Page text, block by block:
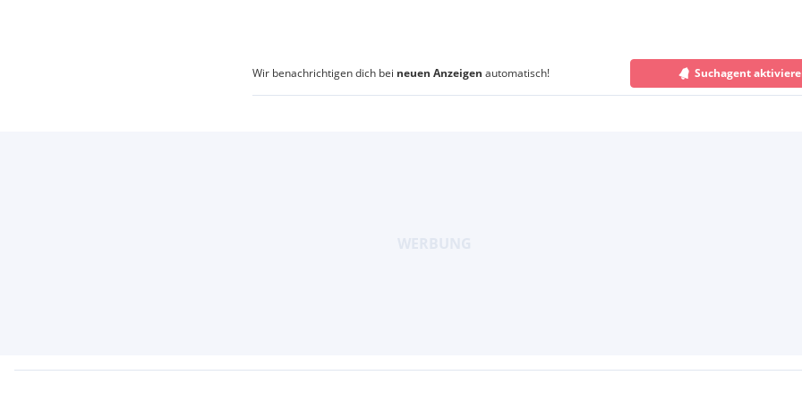
Wir benachrichtigen dich bei neuen Anzeigen automatisch! Suchagent